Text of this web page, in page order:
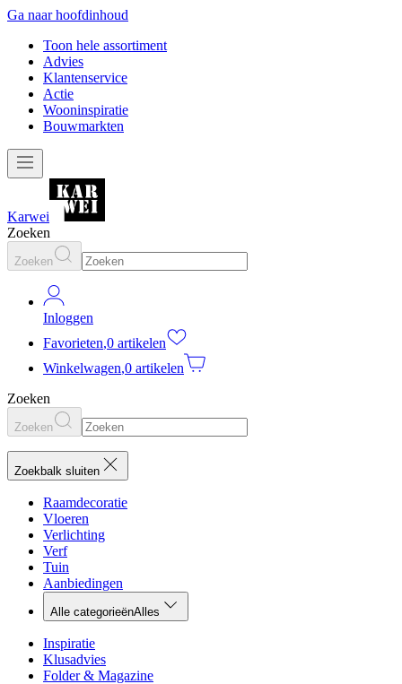
Ga naar hoofdinhoud
Toon hele assortiment
Advies
Klantenservice
Actie
Wooninspiratie
Bouwmarkten
Karwei
Zoeken
Zoeken
Inloggen
Favorieten,0 artikelen
Winkelwagen,0 artikelen
Zoeken
Zoeken
Zoekbalk sluiten
Raamdecoratie
Vloeren
Verlichting
Verf
Tuin
Aanbiedingen
Alle categorieënAlles
Inspiratie
Klusadvies
Folder & Magazine